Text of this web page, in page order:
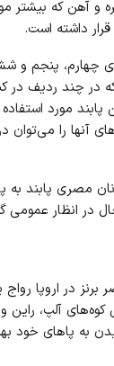
و آهن که بیشتر
داشته است.
چهارم، پنجم و
در چند ردیف در
مورد
آنها را
مصری پابند به
در انظار
برنز در اروپا
آلپ، راین و
به پاهای خود